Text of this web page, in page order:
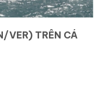
VER) TRÊN CÁ